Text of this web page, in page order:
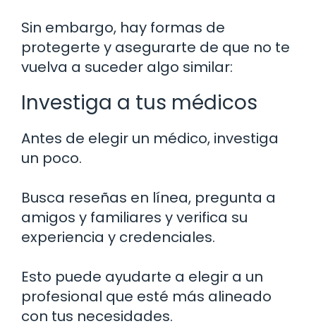
Sin embargo, hay formas de
protegerte y asegurarte de que no te
vuelva a suceder algo similar:
Investiga a tus médicos
Antes de elegir un médico, investiga
un poco.
Busca reseñas en línea, pregunta a
amigos y familiares y verifica su
experiencia y credenciales.
Esto puede ayudarte a elegir a un
profesional que esté más alineado
con tus necesidades.